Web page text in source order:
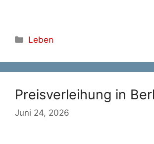
Kategorien
Leben
Preisverleihung in
Juni 24, 2026